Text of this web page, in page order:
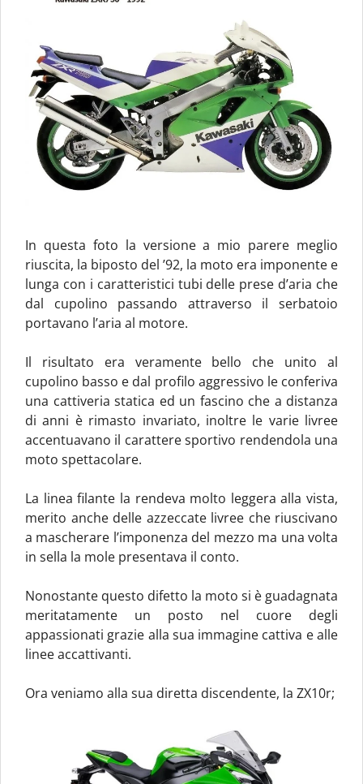
In questa foto la versione a mio parere meglio
riuscita, la biposto del ’92, la moto era imponente e
lunga con i caratteristici tubi delle prese d’aria che
dal cupolino passando attraverso il serbatoio
portavano l’aria al motore.
Il risultato era veramente bello che unito al
cupolino basso e dal profilo aggressivo le conferiva
una cattiveria statica ed un fascino che a distanza
di anni è rimasto invariato, inoltre le varie livree
accentuavano il carattere sportivo rendendola una
moto spettacolare.
La linea filante la rendeva molto leggera alla vista,
merito anche delle azzeccate livree che riuscivano
a mascherare l’imponenza del mezzo ma una volta
in sella la mole presentava il conto.
Nonostante questo difetto la moto si è guadagnata
meritatamente un posto nel cuore degli
appassionati grazie alla sua immagine cattiva e alle
linee accattivanti.
Ora veniamo alla sua diretta discendente, la ZX10r;